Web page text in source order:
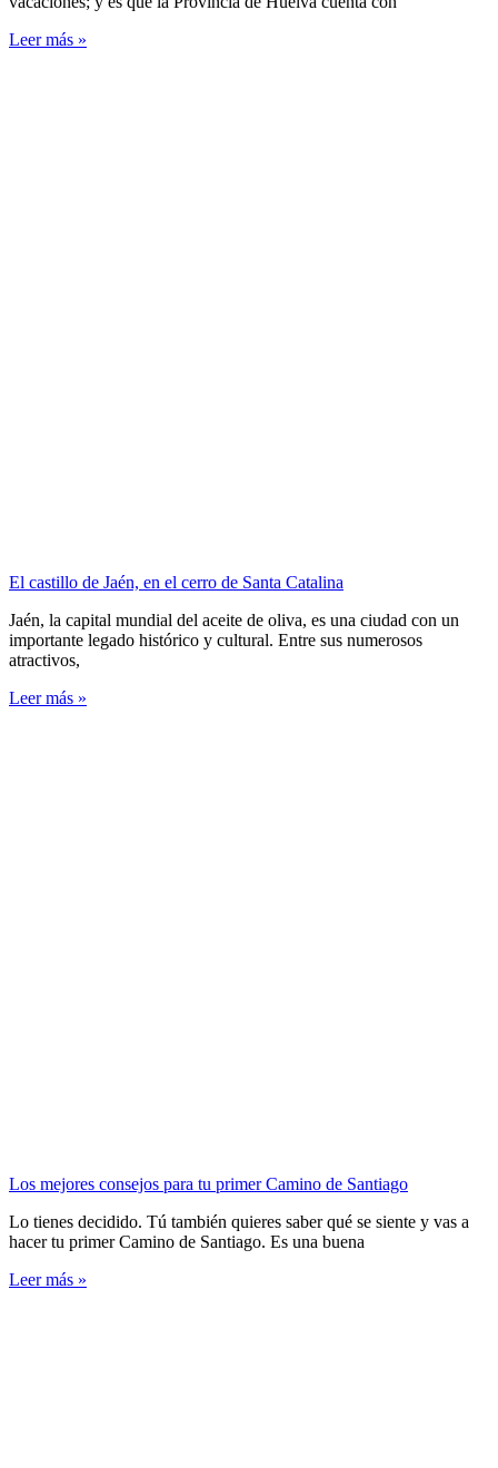
Leer más »
El castillo de Jaén, en el cerro de Santa Catalina
Jaén, la capital mundial del aceite de oliva, es una ciudad con un
importante legado histórico y cultural. Entre sus numerosos
atractivos,
Leer más »
Los mejores consejos para tu primer Camino de Santiago
Lo tienes decidido. Tú también quieres saber qué se siente y vas a
hacer tu primer Camino de Santiago. Es una buena
Leer más »